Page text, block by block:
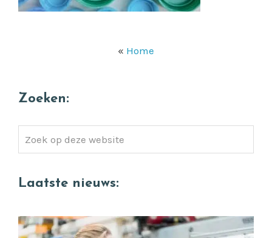
« Home
Zoeken:
Zoek
op
website
Laatste nieuws: